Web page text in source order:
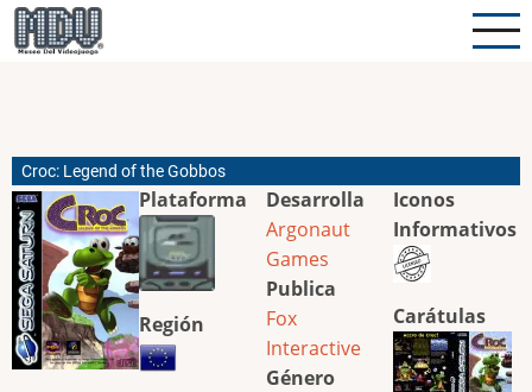
Pasar
al
Croc: Legend of the Gobbos
Plataforma
Región
Desarrolla
Argonaut
Games
Publica
Fox
Interactive
Género
Iconos
Informativos
Carátulas